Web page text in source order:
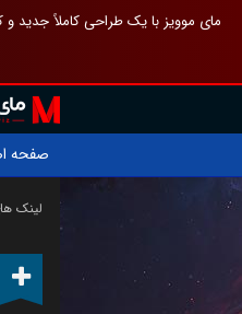
مای موویز با یک طراحی کاملاً جدید
صفحه
لینک